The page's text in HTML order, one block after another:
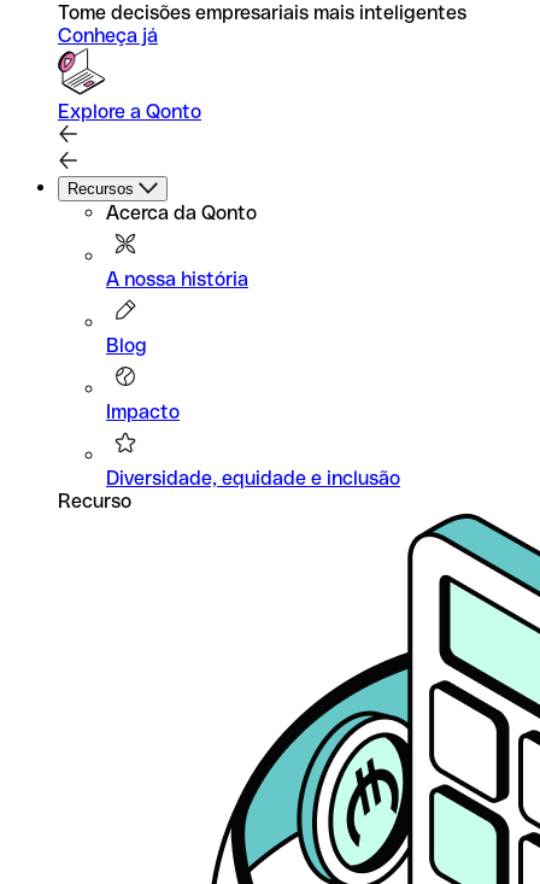
Tome decisões empresariais mais inteligentes
Conheça já
Explore a Qonto
Recursos
Acerca da Qonto
A nossa história
Blog
Impacto
Diversidade, equidade e inclusão
Recurso